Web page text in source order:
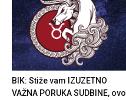
BIK: Stiže vam IZUZETNO
VAŽNA PORUKA SUDBINE, ovo